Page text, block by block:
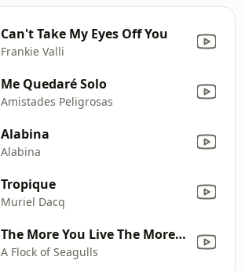
Can't Take My Eyes Off You
Frankie Valli
Me Quedaré Solo
Amistades Peligrosas
Alabina
Alabina
Tropique
Muriel Dacq
The More You Live The More You Love
A Flock of Seagulls